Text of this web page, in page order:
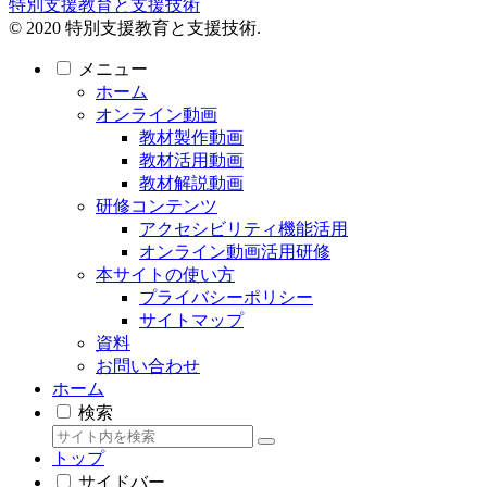
特別支援教育と支援技術
© 2020 特別支援教育と支援技術.
メニュー
ホーム
オンライン動画
教材製作動画
教材活用動画
教材解説動画
研修コンテンツ
アクセシビリティ機能活用
オンライン動画活用研修
本サイトの使い方
プライバシーポリシー
サイトマップ
資料
お問い合わせ
ホーム
検索
トップ
サイドバー